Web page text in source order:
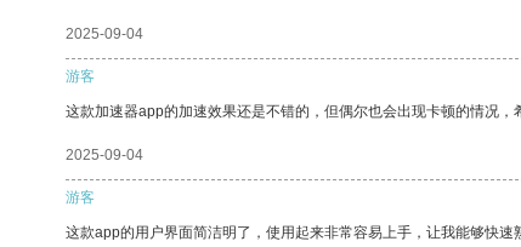
2025-09-04
游客
这款加速器app的加速效果还是不错的，但偶尔也会出现卡顿的情况，
2025-09-04
游客
这款app的用户界面简洁明了，使用起来非常容易上手，让我能够快速